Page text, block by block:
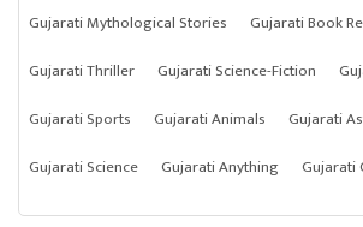
Gujarati Mythological Stories
Gujarati Book
Gujarati Thriller
Gujarati Science-Fiction
Gujarati Sports
Gujarati Animals
Gujarati
Gujarati Science
Gujarati Anything Gujarati